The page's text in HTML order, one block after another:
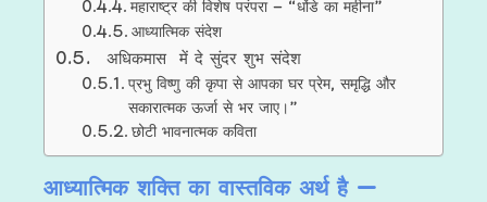
महाराष्ट्र की विशेष परंपरा – “धोंडे का महीना”
आध्यात्मिक संदेश
अधिकमास में दे सुंदर शुभ संदेश
प्रभु विष्णु की कृपा से आपका घर प्रेम, समृद्धि और
सकारात्मक ऊर्जा से भर जाए।”
छोटी भावनात्मक कविता
आध्यात्मिक शक्ति का वास्तविक अर्थ है —